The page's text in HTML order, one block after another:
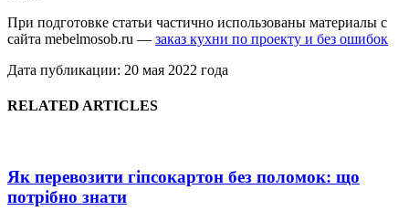
При подготовке статьи частично использованы материалы с
сайта mebelmosob.ru — заказ кухни по проекту и без ошибок
Дата публикации: 20 мая 2022 года
RELATED ARTICLES
Як перевозити гіпсокартон без поломок: що
потрібно знати